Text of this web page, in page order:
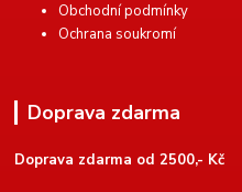
Obchodní podmínky
Ochrana soukromí
Doprava zdarma
Doprava zdarma od 2500,- Kč